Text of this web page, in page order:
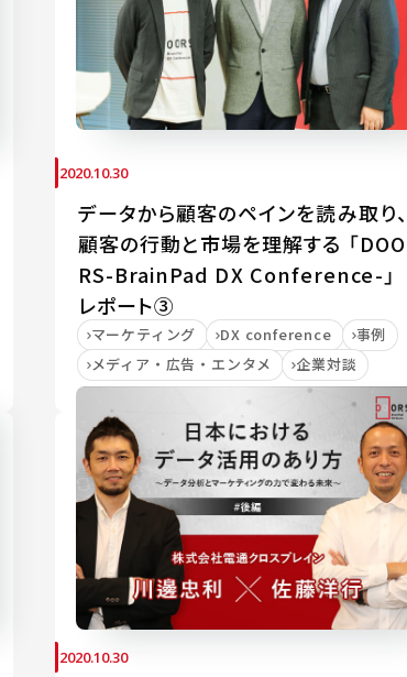
2020.10.30
データから顧客のペインを読み取り、
顧客の行動と市場を理解する 「DOO
RS-BrainPad DX Conference-」
レポート③
マーケティング DX conference
事例
メディア・広告・エンタメ
企業対談
2020.10.30